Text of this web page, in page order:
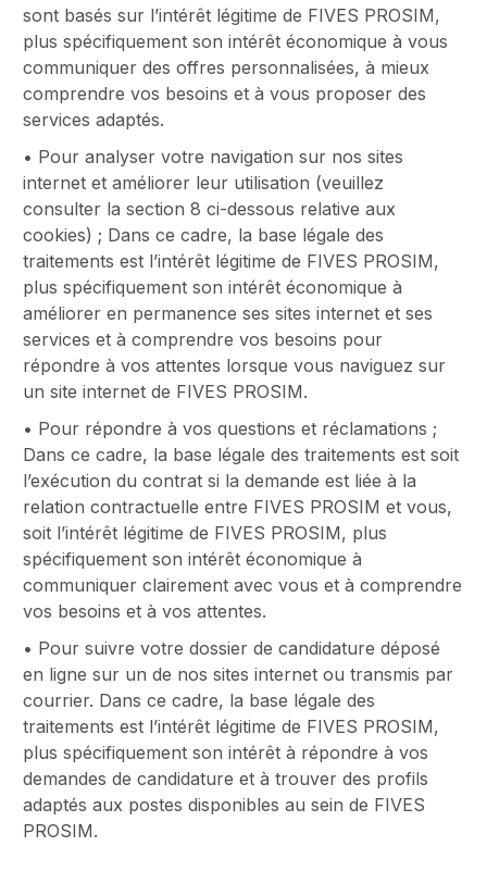
sont basés sur l’intérêt légitime de FIVES PROSIM,
plus spécifiquement son intérêt économique à vous
communiquer des offres personnalisées, à mieux
comprendre vos besoins et à vous proposer des
services adaptés.
• Pour analyser votre navigation sur nos sites
internet et améliorer leur utilisation (veuillez
consulter la section 8 ci-dessous relative aux
cookies) ; Dans ce cadre, la base légale des
traitements est l’intérêt légitime de FIVES PROSIM,
plus spécifiquement son intérêt économique à
améliorer en permanence ses sites internet et ses
services et à comprendre vos besoins pour
répondre à vos attentes lorsque vous naviguez sur
un site internet de FIVES PROSIM.
• Pour répondre à vos questions et réclamations ;
Dans ce cadre, la base légale des traitements est soit
l’exécution du contrat si la demande est liée à la
relation contractuelle entre FIVES PROSIM et vous,
soit l’intérêt légitime de FIVES PROSIM, plus
spécifiquement son intérêt économique à
communiquer clairement avec vous et à comprendre
vos besoins et à vos attentes.
• Pour suivre votre dossier de candidature déposé
en ligne sur un de nos sites internet ou transmis par
courrier. Dans ce cadre, la base légale des
traitements est l’intérêt légitime de FIVES PROSIM,
plus spécifiquement son intérêt à répondre à vos
demandes de candidature et à trouver des profils
adaptés aux postes disponibles au sein de FIVES
PROSIM.